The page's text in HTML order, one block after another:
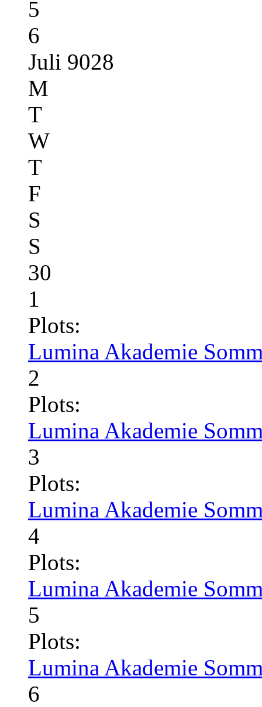
5
6
Juli 9028
M
T
W
T
F
S
S
30
1
Plots:
Lumina Akademie
2
Plots:
Lumina Akademie
3
Plots:
Lumina Akademie
4
Plots:
Lumina Akademie
5
Plots:
Lumina Akademie
6